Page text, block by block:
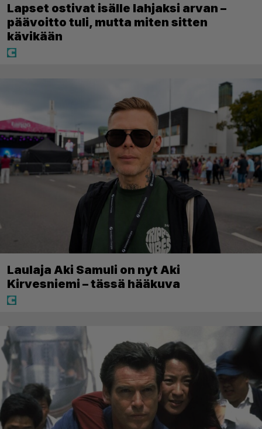
Lapset ostivat isälle lahjaksi arvan –
päävoitto tuli, mutta miten sitten
kävikään
Laulaja Aki Samuli on nyt Aki
Kirvesniemi – tässä hääkuva